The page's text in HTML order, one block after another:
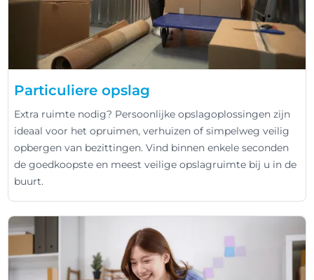
Particuliere opslag
Extra ruimte nodig? Persoonlijke opslagoplossingen zijn
ideaal voor het opruimen, verhuizen of simpelweg veilig
opbergen van bezittingen. Vind binnen enkele seconden
de goedkoopste en meest veilige opslagruimte bij u in de
buurt.